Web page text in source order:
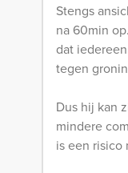
Stengs
na 60min
dat
tegen
Dus hij kan
mindere
is een risico